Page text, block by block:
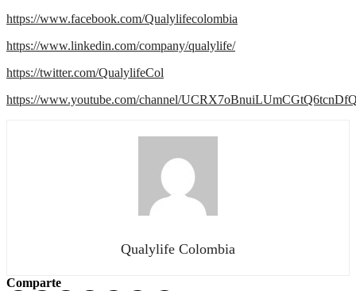
https://www.facebook.com/Qualylifecolombia
https://www.linkedin.com/company/qualylife/
https://twitter.com/QualylifeCol
https://www.youtube.com/channel/
Qualylife Colombia
Comparte